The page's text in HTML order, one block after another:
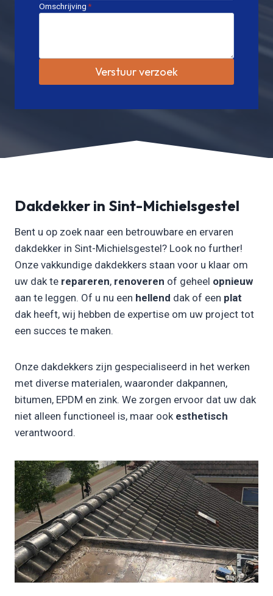
Omschrijving*
Verstuur verzoek
Dakdekker in Sint-Michielsgestel
Bent u op zoek naar een betrouwbare en ervaren
dakdekker in Sint-Michielsgestel? Look no further!
Onze vakkundige dakdekkers staan voor u klaar om
uw dak te repareren, renoveren of geheel opnieuw
aan te leggen. Of u nu een hellend dak of een plat
dak heeft, wij hebben de expertise om uw project tot
een succes te maken.
Onze dakdekkers zijn gespecialiseerd in het werken
met diverse materialen, waaronder dakpannen,
bitumen, EPDM en zink. We zorgen ervoor dat uw dak
niet alleen functioneel is, maar ook esthetisch
verantwoord.